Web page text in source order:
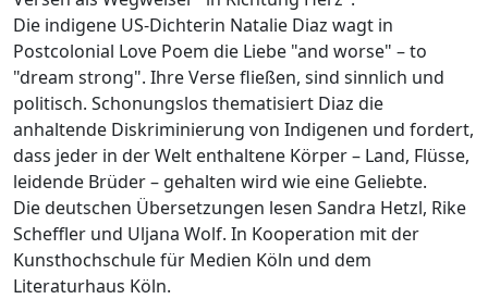
Die indigene US-Dichterin Natalie Diaz wagt in
Postcolonial Love Poem die Liebe "and worse" – to
"dream strong". Ihre Verse fließen, sind sinnlich und
politisch. Schonungslos thematisiert Diaz die
anhaltende Diskriminierung von Indigenen und fordert,
dass jeder in der Welt enthaltene Körper – Land, Flüsse,
leidende Brüder – gehalten wird wie eine Geliebte.
Die deutschen Übersetzungen lesen Sandra Hetzl, Rike
Scheffler und Uljana Wolf. In Kooperation mit der
Kunsthochschule für Medien Köln und dem
Literaturhaus Köln.